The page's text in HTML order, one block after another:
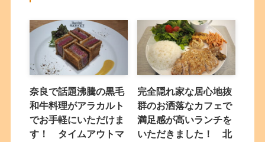
奈良で話題沸騰の黒毛
和牛料理がアラカルト
でお手軽にいただけま
す！ タイムアウトマ
完全隠れ家な居心地抜
群のお洒落なカフェで
満足感が高いランチを
いただきました！ 北